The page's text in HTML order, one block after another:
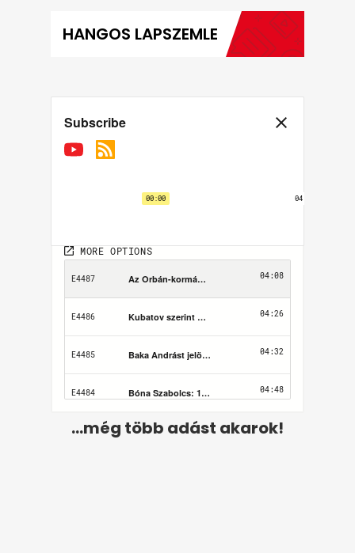
HANGOS LAPSZEMLE
...még több adást akarok!